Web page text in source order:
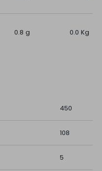
0.8 g 0.0 Kg
450
108
5